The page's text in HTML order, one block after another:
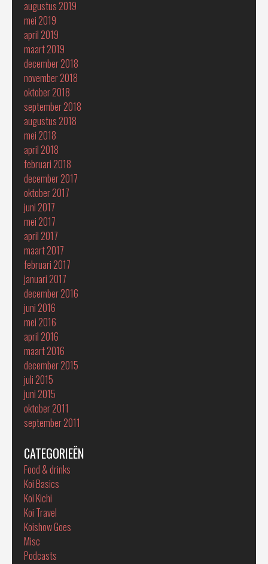
augustus 2019
mei 2019
april 2019
maart 2019
december 2018
november 2018
oktober 2018
september 2018
augustus 2018
mei 2018
april 2018
februari 2018
december 2017
oktober 2017
juni 2017
mei 2017
april 2017
maart 2017
februari 2017
januari 2017
december 2016
juni 2016
mei 2016
april 2016
maart 2016
december 2015
juli 2015
juni 2015
oktober 2011
september 2011
CATEGORIEËN
Food & drinks
Koi Basics
Koi Kichi
Koi Travel
Koishow Goes
Misc
Podcasts